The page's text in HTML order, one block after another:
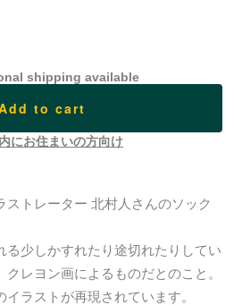
shipping available
to cart
にお住まいの方向け
ストレーター 北村人さんのソック
る少しかすれたり途切れたりしてい
レヨン画によるものだとのこと。
ラストが再現されています。